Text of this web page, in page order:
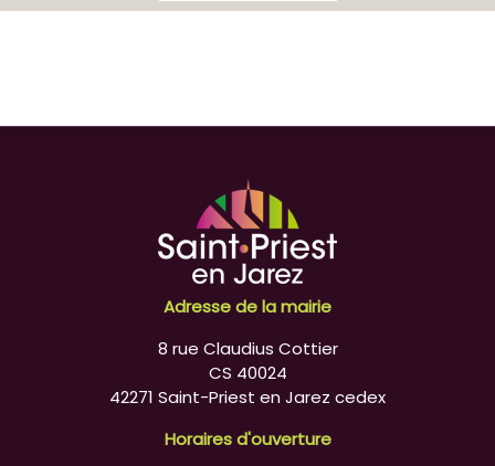
Adresse de la mairie
8 rue Claudius Cottier
CS 40024
42271 Saint-Priest en Jarez cedex
Horaires d'ouverture